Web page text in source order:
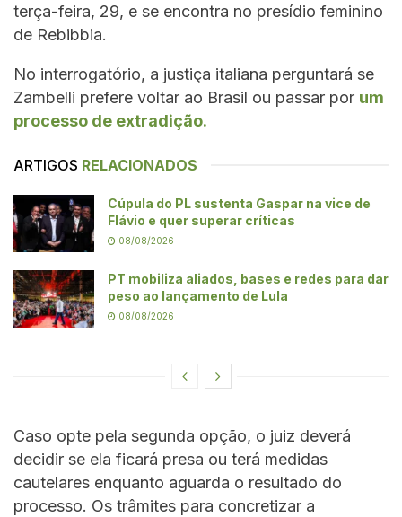
terça-feira, 29, e se encontra no presídio feminino
de Rebibbia.
No interrogatório, a justiça italiana perguntará se
Zambelli prefere voltar ao Brasil ou passar por um
processo de extradição.
ARTIGOS RELACIONADOS
Cúpula do PL sustenta Gaspar na vice de
Flávio e quer superar críticas
08/08/2026
PT mobiliza aliados, bases e redes para dar
peso ao lançamento de Lula
08/08/2026
Caso opte pela segunda opção, o juiz deverá
decidir se ela ficará presa ou terá medidas
cautelares enquanto aguarda o resultado do
processo. Os trâmites para concretizar a